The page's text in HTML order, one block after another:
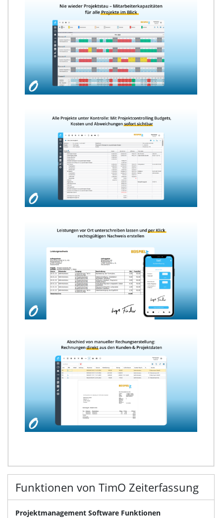
Funktionen von TimO Zeiterfassung
Projektmanagement Software Funktionen